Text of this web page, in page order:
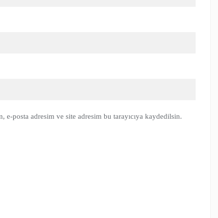
e-posta adresim ve site adresim bu tarayıcıya kaydedilsin.